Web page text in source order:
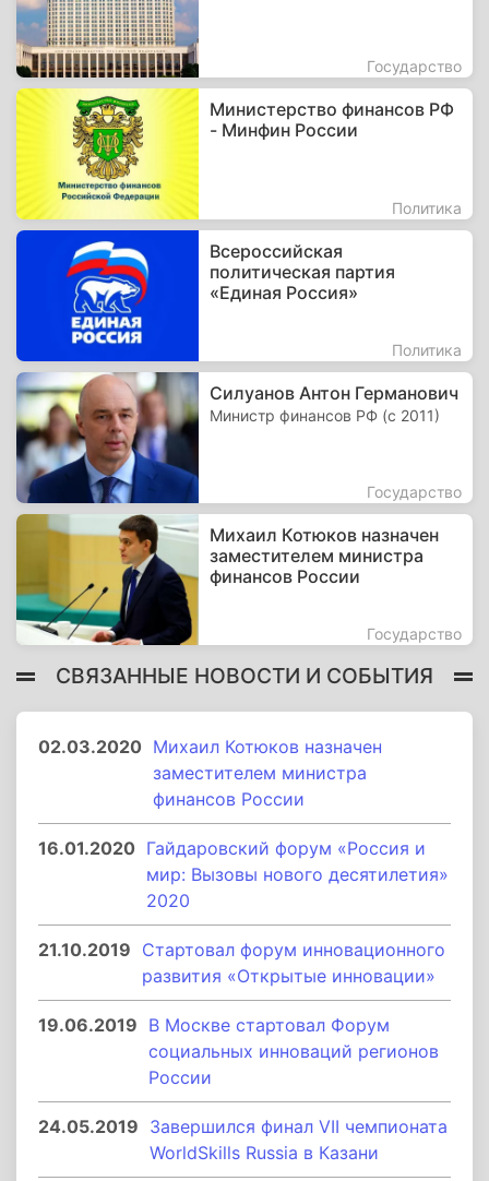
Государство
Министерство финансов РФ
- Минфин России
Политика
Всероссийская
политическая партия
«Единая Россия»
Политика
Силуанов Антон Германович
Министр финансов РФ (с 2011)
Государство
Михаил Котюков назначен
заместителем министра
финансов России
Государство
СВЯЗАННЫЕ НОВОСТИ И СОБЫТИЯ
02.03.2020 Михаил Котюков назначен
заместителем министра
финансов России
16.01.2020 Гайдаровский форум «Россия и
мир: Вызовы нового десятилетия»
2020
21.10.2019 Стартовал форум инновационного
развития «Открытые инновации»
19.06.2019 В Москве стартовал Форум
социальных инноваций регионов
России
24.05.2019 Завершился финал VII чемпионата
WorldSkills Russia в Казани